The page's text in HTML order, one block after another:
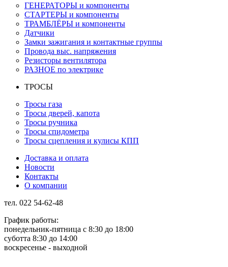
ГЕНЕРАТОРЫ и компоненты
СТАРТЕРЫ и компоненты
ТРАМБЛЁРЫ и компоненты
Датчики
Замки зажигания и контактные группы
Провода выс. напряжения
Резисторы вентилятора
РАЗНОЕ по электрике
ТРОСЫ
Тросы газа
Тросы дверей, капота
Тросы ручника
Тросы спидометра
Тросы сцепления и кулисы КПП
Доставка и оплата
Новости
Контакты
О компании
тел. 022 54-62-48
График работы:
понедельник-пятница с 8:30 до 18:00
суботта 8:30 до 14:00
воскресенье - выходной